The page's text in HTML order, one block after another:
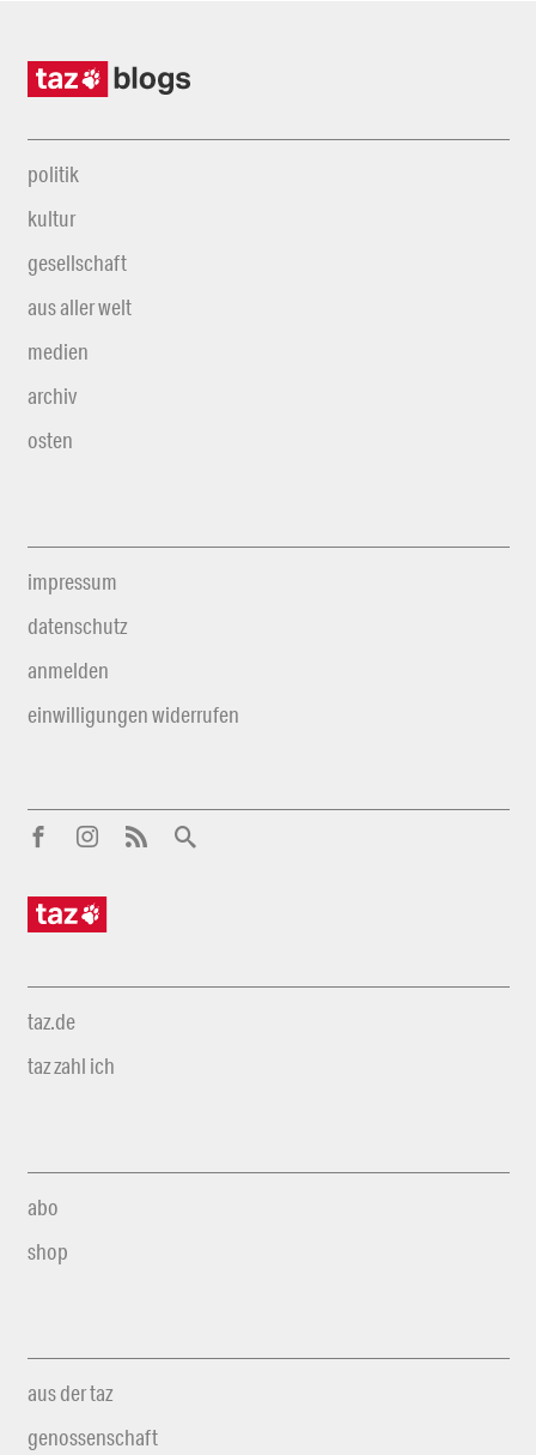
politik
kultur
gesellschaft
aus aller welt
medien
archiv
osten
impressum
datenschutz
anmelden
einwilligungen widerrufen
taz.de
taz zahl ich
abo
shop
aus der taz
genossenschaft